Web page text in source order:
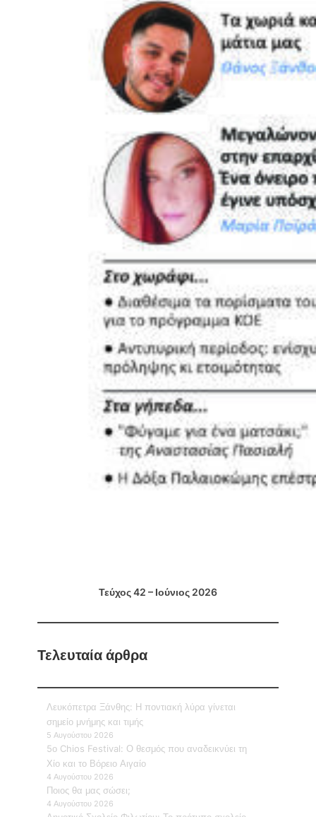
Τεύχος 42 – Ιούνιος 2026
Τελευταία άρθρα
Λευκόπετρα Ξάνθης: Η ποντιακή λύρα γίνεται
σημείο μνήμης και τιμής
5 Αυγούστου 2026
5ο Chios Festival: Ο θεσμός που αναδεικνύει τη
Χίο και το Βόρειο Αιγαίο
4 Αυγούστου 2026
Ποιος θα μας σώσει;
4 Αυγούστου 2026